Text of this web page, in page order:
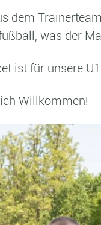
was der
ist für unsere
Willkommen!